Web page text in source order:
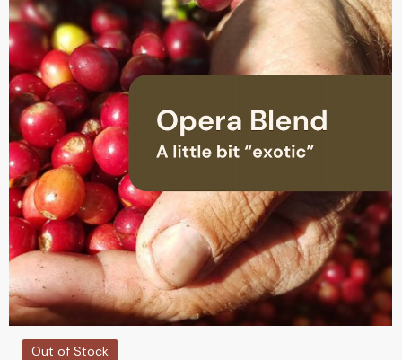
Out of Stock